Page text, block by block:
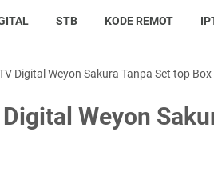
STB KODE REMOT
Digital Weyon Sakura Tanpa Set top Box
Weyon